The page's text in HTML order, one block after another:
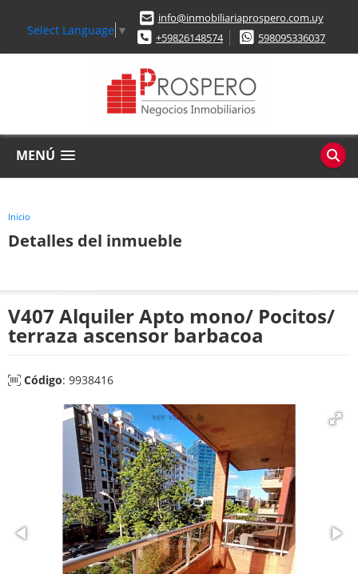
Select Language ▼
info@inmobiliariaprospero.com.uy
+59826148574
598095336037
MENÚ
Inicio
Detalles del inmueble
V407 Alquiler Apto mono/ Pocitos/
terraza ascensor barbacoa
Código: 9938416